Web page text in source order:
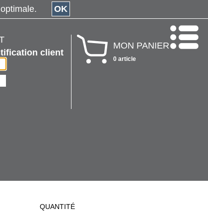
client
MON PANIER
0 article
QUANTITÉ
optimale. OK